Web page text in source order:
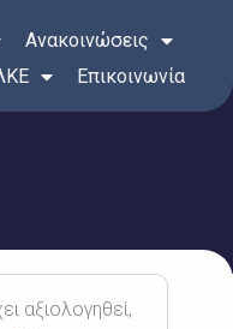
Ανακοινώσεις
Επικοινωνία
αξιολογηθεί,